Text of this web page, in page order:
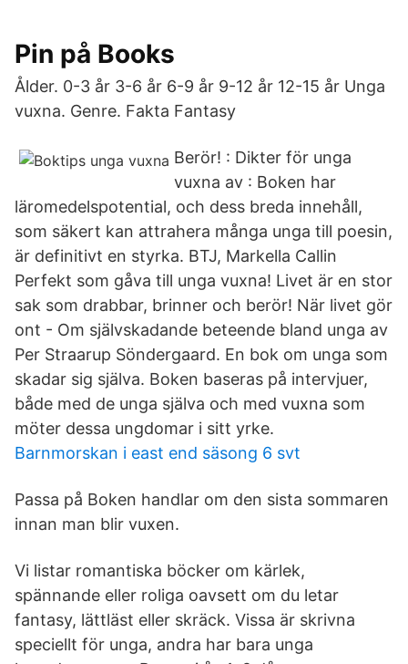
Pin på Books
Ålder. 0-3 år 3-6 år 6-9 år 9-12 år 12-15 år Unga
vuxna. Genre. Fakta Fantasy
Berör! : Dikter för unga
vuxna av : Boken har
läromedelspotential, och dess breda innehåll,
som säkert kan attrahera många unga till poesin,
är definitivt en styrka. BTJ, Markella Callin
Perfekt som gåva till unga vuxna! Livet är en stor
sak som drabbar, brinner och berör! När livet gör
ont - Om självskadande beteende bland unga av
Per Straarup Söndergaard. En bok om unga som
skadar sig själva. Boken baseras på intervjuer,
både med de unga själva och med vuxna som
möter dessa ungdomar i sitt yrke.
Barnmorskan i east end säsong 6 svt
Passa på Boken handlar om den sista sommaren
innan man blir vuxen.
Vi listar romantiska böcker om kärlek,
spännande eller roliga oavsett om du letar
fantasy, lättläst eller skräck. Vissa är skrivna
speciellt för unga, andra har bara unga